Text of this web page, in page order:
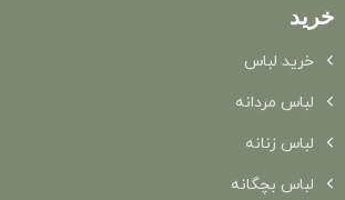
خرید
خرید لباس
لباس مردانه
لباس زنانه
لباس بچگانه